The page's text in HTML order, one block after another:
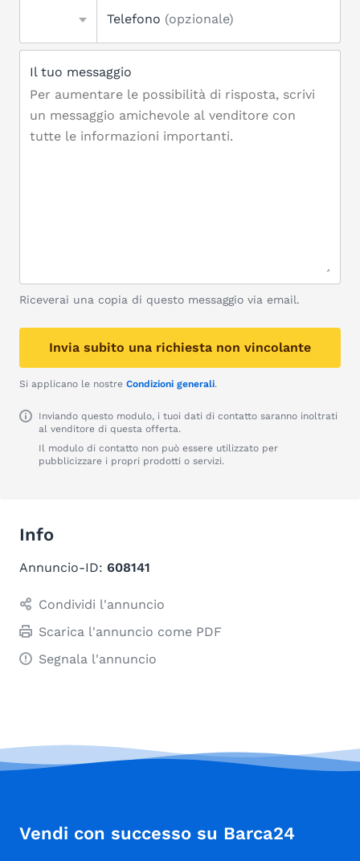
Telefono (opzionale)
Il tuo messaggio
Riceverai una copia di questo messaggio via email.
Invia subito una richiesta non vincolante
Si applicano le nostre Condizioni generali.
Inviando questo modulo, i tuoi dati di contatto saranno inoltrati
al venditore di questa offerta.
Il modulo di contatto non può essere utilizzato per
pubblicizzare i propri prodotti o servizi.
Info
Annuncio-ID: 608141
Condividi l'annuncio
Scarica l'annuncio come PDF
Segnala l'annuncio
Vendi con successo su Barca24